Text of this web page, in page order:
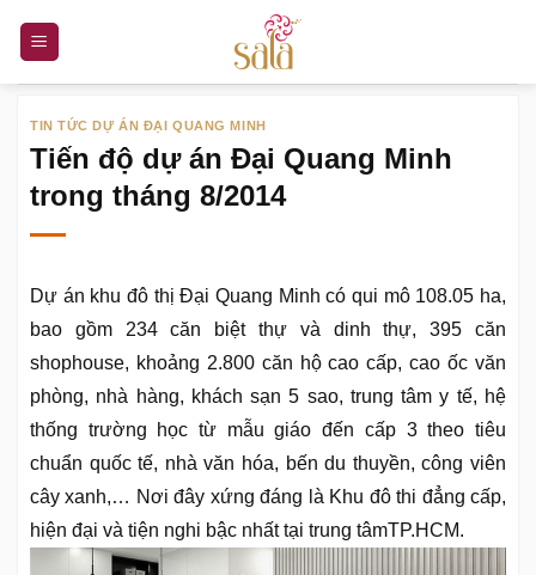
nội
TIN TỨC DỰ ÁN ĐẠI QUANG MINH
Tiến độ dự án Đại Quang Minh
trong tháng 8/2014
Dự án khu đô thị Đại Quang Minh có qui mô 108.05 ha,
bao gồm 234 căn biệt thự và dinh thự, 395 căn
shophouse, khoảng 2.800 căn hộ cao cấp, cao ốc văn
phòng, nhà hàng, khách sạn 5 sao, trung tâm y tế, hệ
thống trường học từ mẫu giáo đến cấp 3 theo tiêu
chuẩn quốc tế, nhà văn hóa, bến du thuyền, công viên
cây xanh,… Nơi đây xứng đáng là Khu đô thi đẳng cấp,
hiện đại và tiện nghi bậc nhất tại trung tâmTP.HCM.